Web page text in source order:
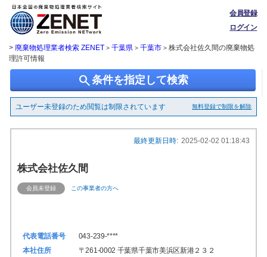
会員登録
ログイン
> 廃棄物処理業者検索 ZENET > 千葉県 > 千葉市> 株式会社佐久間の廃棄物処
理許可情報
search条件を指定して検索
ユーザー未登録のため閲覧は制限されています 無料登録で制限を解除
最終更新日時: 2025-02-02 01:18:43
株式会社佐久間
会員未登録 この事業者の方へ
代表電話番号
043-239-****
本社住所
〒261-0002 千葉県千葉市美浜区新港２３２